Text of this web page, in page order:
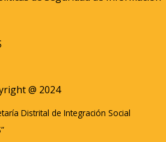
@ 2024
Distrital de Integración Social